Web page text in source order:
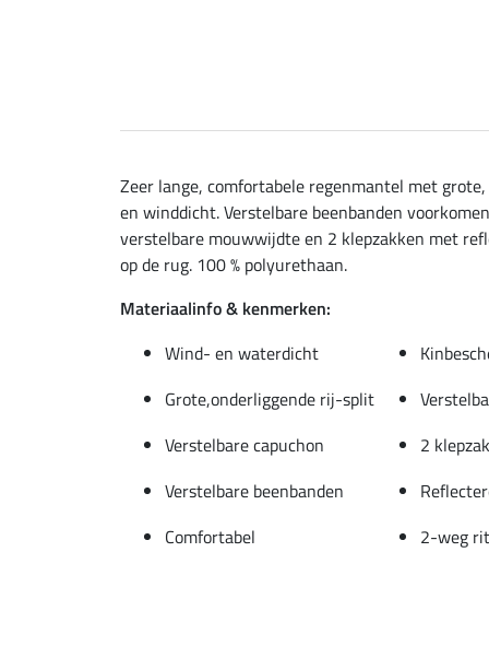
Zeer lange, comfortabele regenmantel met
en winddicht. Verstelbare beenbanden
verstelbare mouwwijdte en 2 klepzakken met
op de rug. 100 % polyurethaan.
Materiaalinfo & kenmerken:
Wind- en waterdicht
Grote,onderliggende rij-split
Verstelbare capuchon
2
Verstelbare beenbanden
Comfortabel
2-weg